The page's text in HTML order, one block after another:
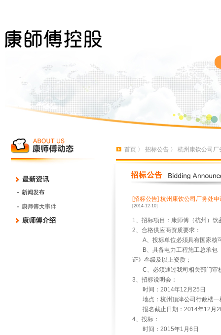
首页 〉 招标公告 〉 杭州康饮公司
[招标公告] 杭州康饮公司厂务处
[2014-12-10]
1、招标项目：康师傅（杭州）
2、合格供应商资质要求：
A、投标单位必须具有国家核
B、具备电力工程施工总承包
证》叁级及以上资质；
C、必须通过我司相关部门审
3、招标说明会：
时间：2014年12月25日
地点：杭州顶津公司行政楼一
报名截止日期：2014年12月
4、投标：
时间：2015年1月6日